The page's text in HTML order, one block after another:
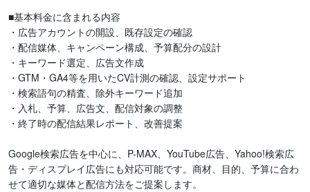
■基本料金に含まれる内容
・広告アカウントの開設、既存設定の確認
・配信媒体、キャンペーン構成、予算配分の設計
・キーワード選定、広告文作成
・GTM・GA4等を用いたCV計測の確認、設定サポート
・検索語句の精査、除外キーワード追加
・入札、予算、広告文、配信対象の調整
・終了時の配信結果レポート、改善提案
Google検索広告を中心に、P-MAX、YouTube広告、Yahoo!検索広
告・ディスプレイ広告にも対応可能です。商材、目的、予算に合わ
せて適切な媒体と配信方法をご提案します。